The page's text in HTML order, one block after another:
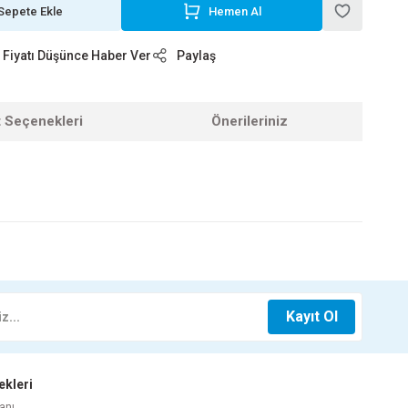
Ekle Hemen Al
Fiyatı Düşünce Haber Ver Paylaş
Seçenekleri Önerileriniz
LT M.SİYAH
Kayıt Ol